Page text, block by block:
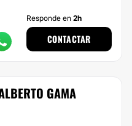
Responde en 2h
CONTACTAR
GAMA